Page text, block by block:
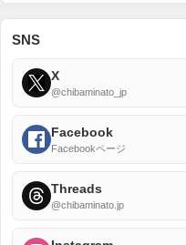
SNS
X
@chibaminato_jp
Facebook
Facebookページ
Threads
@chibaminato.jp